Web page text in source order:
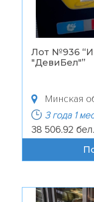
Лот №936 “
"ДевиБел"”
Минская
3 года 1
38 506.92